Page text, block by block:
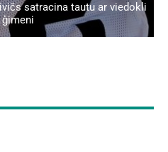
satracina tautu ar viedokli
ģimeni